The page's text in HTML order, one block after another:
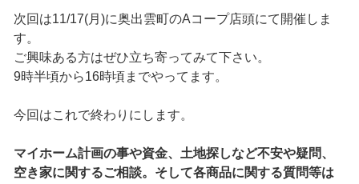
次回は11/17(月)に奥出雲町のAコープ店頭にて開催しま
す。
ご興味ある方はぜひ立ち寄ってみて下さい。
9時半頃から16時頃までやってます。
今回はこれで終わりにします。
マイホーム計画の事や資金、土地探しなど不安や疑問、
空き家に関するご相談。そして各商品に関する質問等は